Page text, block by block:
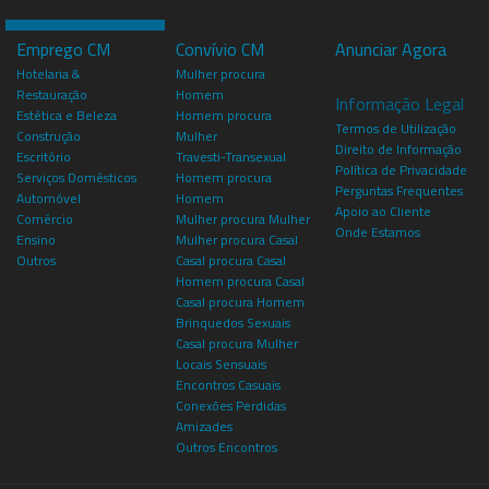
Emprego CM
Hotelaria &
Restauração
Estética e Beleza
Construção
Escritório
Serviços Domésticos
Automóvel
Comércio
Ensino
Outros
Convívio CM
Mulher procura
Homem
Homem procura
Mulher
Travesti-Transexual
Homem procura
Homem
Mulher procura Mulher
Mulher procura Casal
Casal procura Casal
Homem procura Casal
Casal procura Homem
Brinquedos Sexuais
Casal procura Mulher
Locais Sensuais
Encontros Casuais
Conexões Perdidas
Amizades
Outros Encontros
Anunciar Agora
Informação Legal
Termos de Utilização
Direito de Informação
Política de Privacidade
Perguntas Frequentes
Apoio ao Cliente
Onde Estamos